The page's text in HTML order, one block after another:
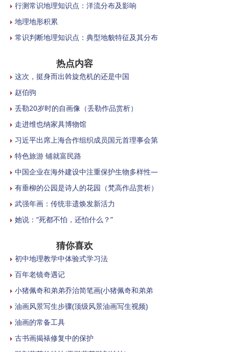
行测常识地理知识点：洋流分布及影响
地理地形积累
常识判断地理知识点：典型地貌特征及其分布
热点内容
这次，挺身而出斡旋危机的还是中国
赵伯驹
丢勒20岁时的自画像（丢勒作品赏析）
走进维也纳家具博物馆
习近平出席上海合作组织成员国元首理事会第
特色旅游 铺就富民路
中国企业在海外建设中注重保护生物多样性—
有垂柳的公园是诗人的花园（梵高作品赏析）
武强年画：传统非遗焕发新活力
她说：“死都不怕，还怕什么？”
猜你喜欢
初中地理教学中体验式学习法
百年老镜奇遇记
小猪佩奇和弟弟乔治简笔画(小猪佩奇和弟弟
油画风景写生步骤(顶级风景油画写生视频)
油画的常备工具
古书画揭裱修复中的保护